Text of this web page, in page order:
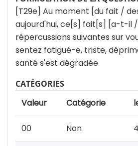
[T29e] Au moment [du fait /
aujourd'hui, ce[s] fait[s] [a-t-il
répercussions suivantes sur
sentez fatigué-e, triste,
santé s'est dégradée
CATÉGORIES
Valeur Catégorie
00 Non